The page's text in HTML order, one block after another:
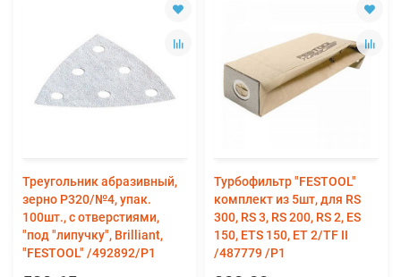
Треугольник абразивный,
зерно P320/№4, упак.
100шт., с отверстиями,
"под "липучку", Brilliant,
"FESTOOL" /492892/P1
Турбофильтр "FESTOOL"
комплект из 5шт, для RS
300, RS 3, RS 200, RS 2, ES
150, ETS 150, ET 2/TF II
/487779 /Р1